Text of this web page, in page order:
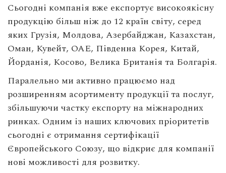
Сьогодні компанія вже експортує високоякісну
продукцію більш ніж до 12 країн світу, серед
яких Грузія, Молдова, Азербайджан, Казахстан,
Оман, Кувейт, ОАЕ, Південна Корея, Китай,
Йорданія, Косово, Велика Британія та Болгарія.
Паралельно ми активно працюємо над
розширенням асортименту продукції та послуг,
збільшуючи частку експорту на міжнародних
ринках. Одним із наших ключових пріоритетів
сьогодні є отримання сертифікації
Європейського Союзу, що відкриє для компанії
нові можливості для розвитку.